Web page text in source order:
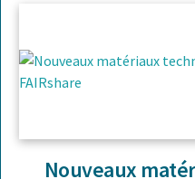
Nouveaux